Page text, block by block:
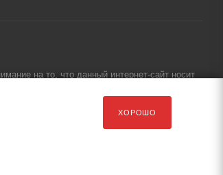
на то, что данный интернет-сайт носит
ХОРОШО